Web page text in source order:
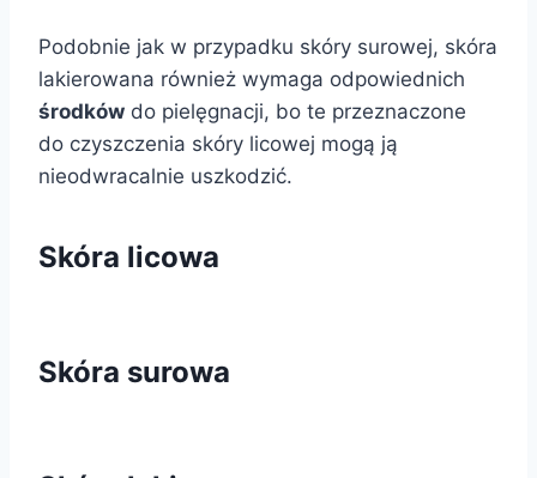
Podobnie jak w przypadku skóry surowej, skóra
lakierowana również wymaga odpowiednich
środków do pielęgnacji, bo te przeznaczone
do czyszczenia skóry licowej mogą ją
nieodwracalnie uszkodzić.
Skóra licowa
Skóra surowa